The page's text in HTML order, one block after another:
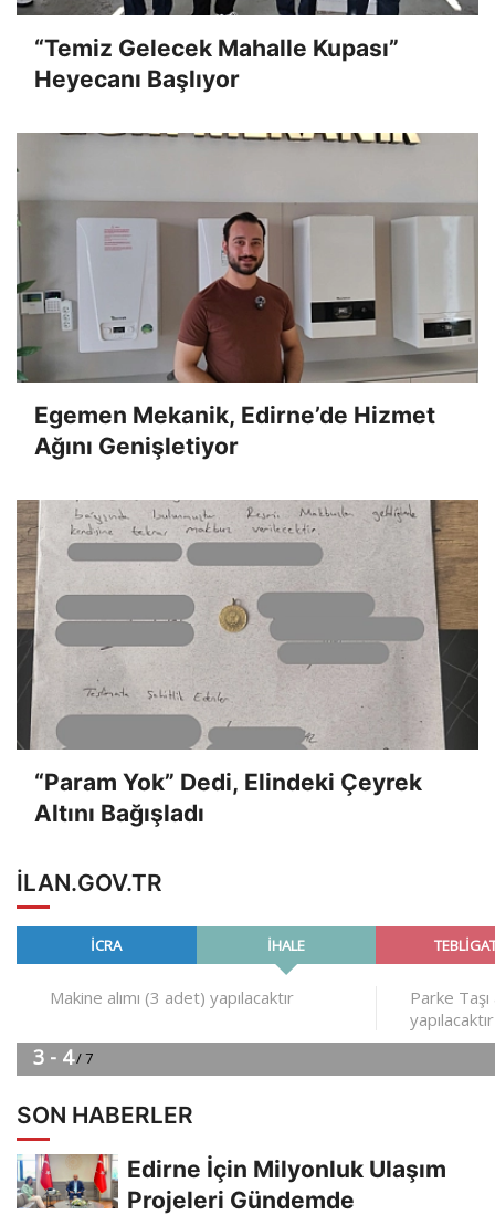
“Temiz Gelecek Mahalle Kupası”
Heyecanı Başlıyor
Egemen Mekanik, Edirne’de Hizmet
Ağını Genişletiyor
“Param Yok” Dedi, Elindeki Çeyrek
Altını Bağışladı
ILAN.GOV.TR
SON HABERLER
Edirne İçin Milyonluk Ulaşım
Projeleri Gündemde